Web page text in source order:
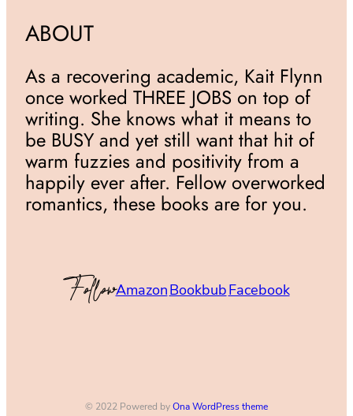
ABOUT
As a recovering academic, Kait Flynn
once worked THREE JOBS on top of
writing. She knows what it means to
be BUSY and yet still want that hit of
warm fuzzies and positivity from a
happily ever after. Fellow overworked
romantics, these books are for you.
FollowAmazonBookbubFacebook
© 2022 Powered byOna WordPress theme